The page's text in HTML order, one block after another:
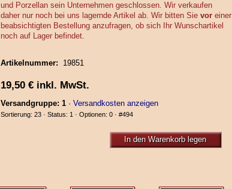
und Porzellan sein Unternehmen geschlossen. Wir verkaufen
daher nur noch bei uns lagernde Artikel ab. Wir bitten Sie voreiner
beabsichtigten Bestellung anzufragen, ob sich Ihr Wunschartikel
noch auf Lager befindet.
Artikelnummer: 19851
19,50 €inkl. MwSt.
Versandgruppe: 1· Versandkosten anzeigen
Sortierung: 23 · Status: 1 · Optionen: 0 · #494
In den Warenkorb legen